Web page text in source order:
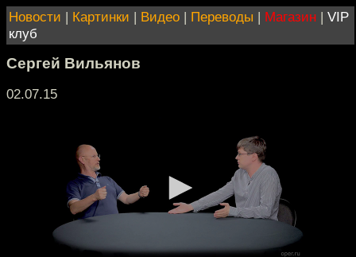
Новости | Картинки | Видео | Переводы | Магазин | VIP
клуб
Сергей Вильянов
02.07.15